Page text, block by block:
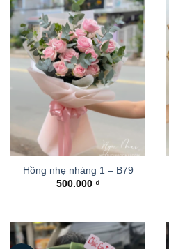
Hồng nhẹ nhàng 1 – B79
500.000 ₫